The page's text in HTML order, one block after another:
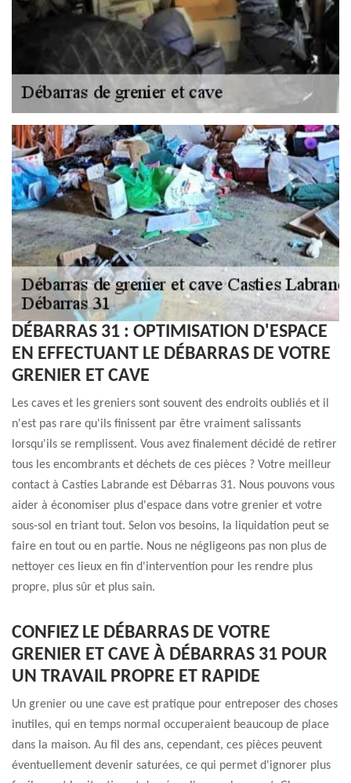
DÉBARRAS 31 : OPTIMISATION D'ESPACE
EN EFFECTUANT LE DÉBARRAS DE VOTRE
GRENIER ET CAVE
Les caves et les greniers sont souvent des endroits oubliés et il
n'est pas rare qu'ils finissent par être vraiment salissants
lorsqu'ils se remplissent. Vous avez finalement décidé de retirer
tous les encombrants et déchets de ces pièces ? Votre meilleur
contact à Casties Labrande est Débarras 31. Nous pouvons vous
aider à économiser plus d'espace dans votre grenier et votre
sous-sol en triant tout. Selon vos besoins, la liquidation peut se
faire en tout ou en partie. Nous ne négligeons pas non plus de
nettoyer ces lieux en fin d'intervention pour les rendre plus
propre, plus sûr et plus sain.
CONFIEZ LE DÉBARRAS DE VOTRE
GRENIER ET CAVE À DÉBARRAS 31 POUR
UN TRAVAIL PROPRE ET RAPIDE
Un grenier ou une cave est pratique pour entreposer des choses
inutiles, qui en temps normal occuperaient beaucoup de place
dans la maison. Au fil des ans, cependant, ces pièces peuvent
éventuellement devenir saturées, ce qui permet d'ignorer plus